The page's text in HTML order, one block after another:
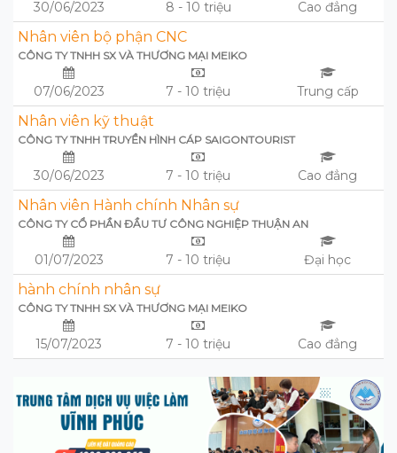
30/06/2023 8 - 10 triệu Cao đẳng
Nhân viên bộ phận CNC
CÔNG TY TNHH SX VÀ THƯƠNG MẠI MEIKO
07/06/2023 7 - 10 triệu Trung cấp
Nhân viên kỹ thuật
CÔNG TY TNHH TRUYỀN HÌNH CÁP SAIGONTOURIST
30/06/2023 7 - 10 triệu Cao đẳng
Nhân viên Hành chính Nhân sự
CÔNG TY CỔ PHẦN ĐẦU TƯ CÔNG NGHIỆP THUẬN AN
01/07/2023 7 - 10 triệu Đại học
hành chính nhân sự
CÔNG TY TNHH SX VÀ THƯƠNG MẠI MEIKO
15/07/2023 7 - 10 triệu Cao đẳng